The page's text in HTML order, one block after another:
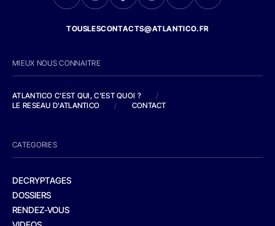
TOUSLESCONTACTS@ATLANTICO.FR
MIEUX NOUS CONNAITRE
ATLANTICO C'EST QUI, C'EST QUOI ?
/
LE RESEAU D'ATLANTICO
/ CONTACT
CATEGORIES
DECRYPTAGES
DOSSIERS
RENDEZ-VOUS